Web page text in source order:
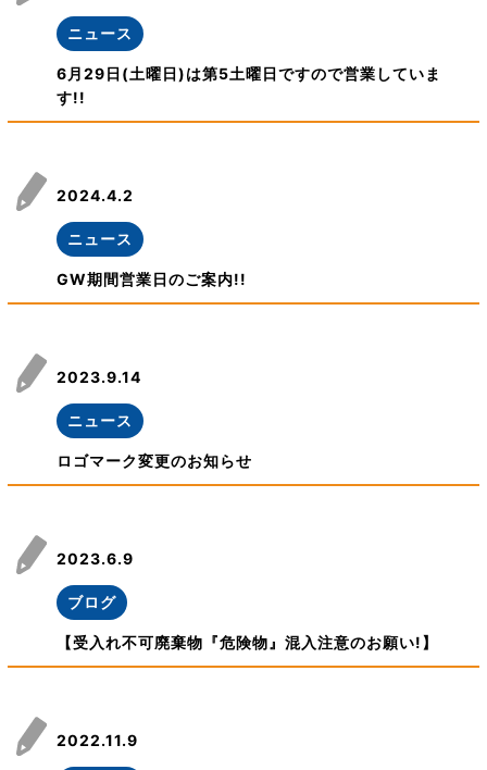
ニュース
6月29日(土曜日)は第5土曜日ですので営業していま
す!!
2024.4.2
ニュース
GW期間営業日のご案内!!
2023.9.14
ニュース
ロゴマーク変更のお知らせ
2023.6.9
ブログ
【受入れ不可廃棄物『危険物』混入注意のお願い!】
2022.11.9